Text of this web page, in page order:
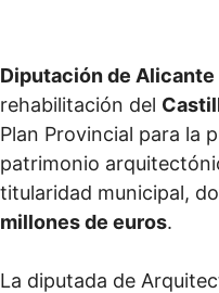
Diputación de Alicante
rehabilitación del
Plan Provincial para la
patrimonio
titularidad municipal,
millones de euros.
La diputada de